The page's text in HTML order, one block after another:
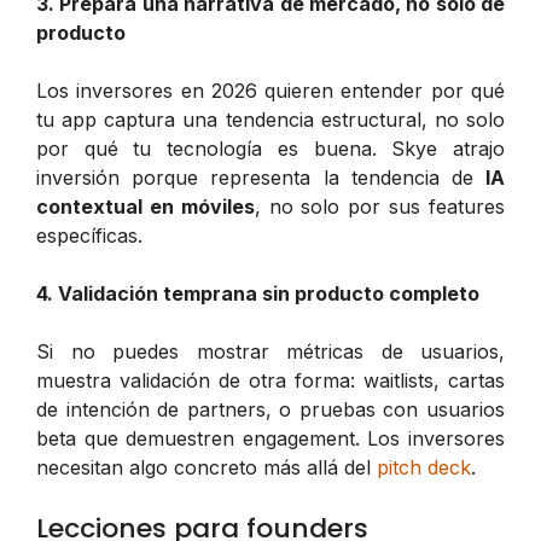
producto
Los inversores en 2026 quieren entender por qué
tu app captura una tendencia estructural, no solo
por qué tu tecnología es buena. Skye atrajo
inversión porque representa la tendencia de IA
contextual en móviles, no solo por sus features
específicas.
4. Validación temprana sin producto completo
Si no puedes mostrar métricas de usuarios,
muestra validación de otra forma: waitlists, cartas
de intención de partners, o pruebas con usuarios
beta que demuestren engagement. Los inversores
necesitan algo concreto más allá del pitch deck.
Lecciones para founders